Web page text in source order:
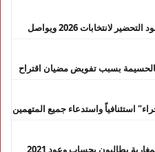
لفتيت.. رجل الداخلية الذي يقود التحضير لانتخابات 2026 ويواصل
بسبب تفويض مضيان اقتراح
استئنافياً واستدعاء جميع المتهمين
يطالبون بحساب وعود 2021